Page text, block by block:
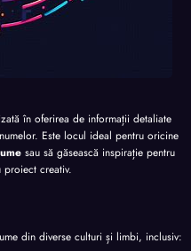
în oferirea de informații detaliate
Este locul ideal pentru oricine
sau să găsească inspirație pentru
proiect creativ.
din diverse culturi și limbi, inclusiv: